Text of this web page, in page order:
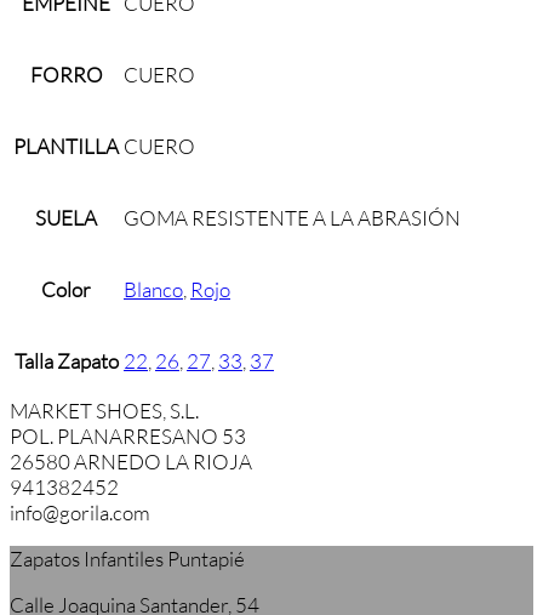
FORRO CUERO
PLANTILLA CUERO
SUELA GOMA RESISTENTE A LA ABRASIÓN
Color Blanco Rojo
Talla Zapato 22 26 27 33 37
MARKET SHOES, S.L.
POL. PLANARRESANO 53
26580 ARNEDO LA RIOJA
941382452
info@gorila.com
Zapatos Infantiles Puntapié
Calle Joaquina Santander, 54